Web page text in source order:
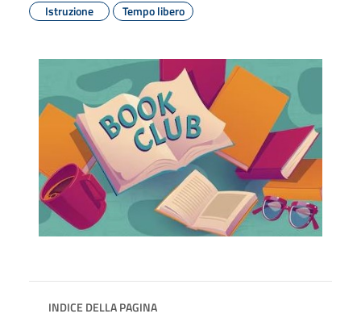
Istruzione
Tempo libero
INDICE DELLA PAGINA